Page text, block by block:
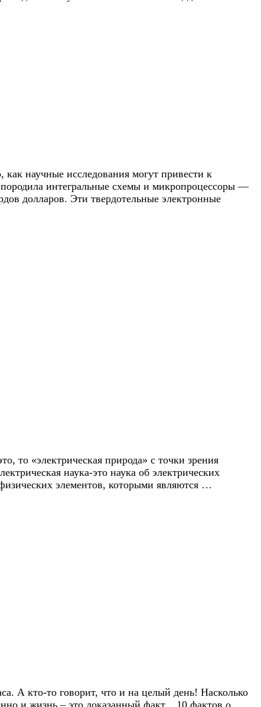
научные исследования могут привести к
интегральные схемы и микропроцессоры —
долларов. Эти твердотельные электронные
то «электрическая природа» с точки зрения
наука-это наука об электрических
элементов, которыми являются …
А кто-то говорит, что и на целый день! Насколько
и жизнь – это доказанный факт. 10 фактов о